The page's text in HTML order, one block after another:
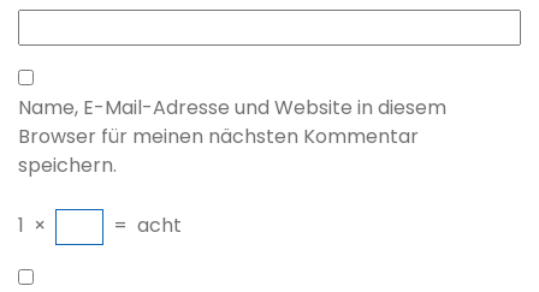
Name, E-Mail-Adresse und Website in diesem
Browser für meinen nächsten Kommentar
speichern.
1 × = acht